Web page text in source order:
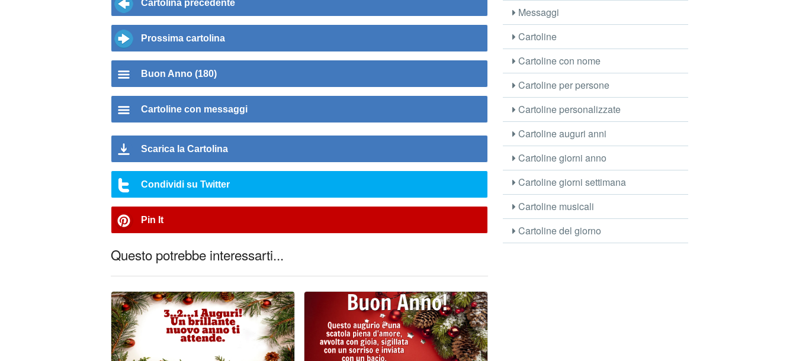
Cartolina precedente
Prossima cartolina
Buon Anno (180)
Cartoline con messaggi
Scarica la Cartolina
Condividi su Twitter
Pin It
Questo potrebbe interessarti...
Messaggi
Cartoline
Cartoline con nome
Cartoline per persone
Cartoline personalizzate
Cartoline auguri anni
Cartoline giorni anno
Cartoline giorni settimana
Cartoline musicali
Cartoline del giorno